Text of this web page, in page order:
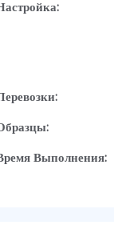
Выполнения: